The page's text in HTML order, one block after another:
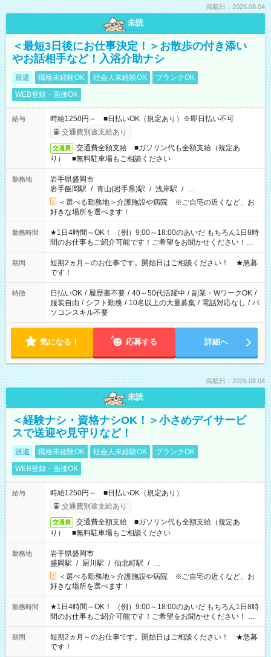
掲載日：2026.08.04
未読
＜最短3日後にお仕事決定！＞お散歩の付き添い
やお話相手など！入浴介助ナシ
派遣 職種未経験OK 社会人未経験OK
ブランクOK
WEB登録・面接OK
給与
時給1250円～ ■日払いOK（規定あり）※即日払い不可
交通費別途支給あり
交通費
交通費全額支給 ■ガソリン代も全額支給（規定あ
り） ■無料駐車場もご相談ください
勤務地
岩手県盛岡市
岩手飯岡駅 / 青山(岩手県)駅 / 浅岸駅 / …
＜選べる勤務地＞介護施設や病院 ※ご自宅の近くなど、お
好きな場所を選べます！
勤務時間
★1日4時間～OK！ （例）9:00～18:00のあいだ もちろん1日8時
間のお仕事もご紹介可能です！ご希望をお聞かせください！★
家庭の都合でお休みが必要な場合も遠慮なくご相談ください。
※週最低15時間以上の勤務が必要です
期間
短期2ヵ月～のお仕事です。開始日はご相談ください！ ★急募
です！
特徴 日払いOK / 履歴書不要 / 40～50代活躍中 / 副業・WワークOK /
服装自由 / シフト勤務 / 10名以上の大量募集 / 電話対応なし / パ
ソコンスキル不要
気になる！ 応募する 詳細へ
掲載日：2026.08.04
未読
＜経験ナシ・資格ナシOK！＞小さめデイサービ
スで送迎や見守りなど！
派遣 職種未経験OK 社会人未経験OK
ブランクOK
WEB登録・面接OK
給与
時給1250円～ ■日払いOK（規定あり）
交通費別途支給あり
交通費
交通費全額支給 ■ガソリン代も全額支給（規定あ
り） ■無料駐車場もご相談ください
勤務地
岩手県盛岡市
盛岡駅 / 厨川駅 / 仙北町駅 / …
＜選べる勤務地＞介護施設や病院 ※ご自宅の近くなど、お
好きな場所を選べます！
勤務時間
★1日4時間～OK！ （例）9:00～18:00のあいだ もちろん1日8時
間のお仕事もご紹介可能です！ご希望をお聞かせください！ ★
家庭の都合でお休みが必要な場合も遠慮なくご相談ください。
※週最低15時間以上の勤務が必要です
期間
短期2ヵ月～のお仕事です。開始日はご相談ください！ ★急募
です！